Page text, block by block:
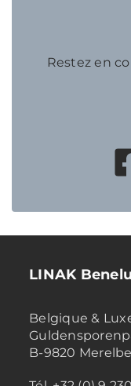
Restez en
LINAK
Belgique &
B-9820